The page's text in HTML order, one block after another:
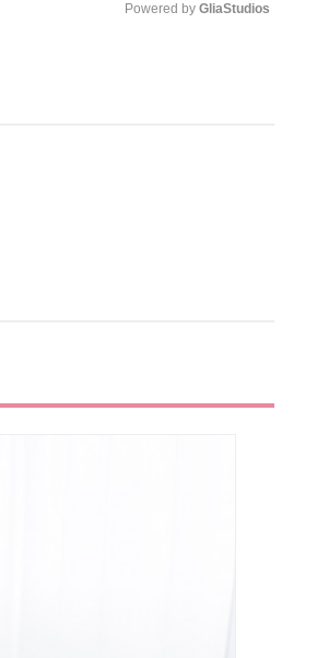
Powered by GliaStudios